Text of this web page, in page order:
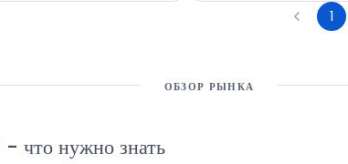
1
ОБЗОР РЫНКА
-что нужно знать